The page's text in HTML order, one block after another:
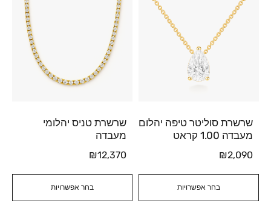
בחר אפשרויות
שרשרת סוליטר טיפה יהלום
מעבדה 1.00 קראט
₪2,090
בחר אפשרויות
שרשרת טניס יהלומי
מעבדה
₪12,370